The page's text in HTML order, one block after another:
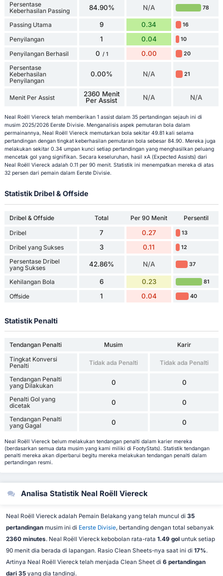
Persentase
Keberhasilan Passing
84.90% N/A 78
Passing Utama 9 0.34 16
Penyilangan 1 0.04 10
Penyilangan Berhasil 0 / 1 0.00 20
Persentase
Keberhasilan
Penyilangan
0.00% N/A 21
Menit Per Assist
2360 Menit
Per Assist
N/A N/A
Neal Roëll Viereck telah memberikan 1 assist dalam 35 pertandingan sejauh ini di
musim 2025/2026 Eerste Divisie. Menganalisis aspek pemutaran bola dalam
permainannya, Neal Roëll Viereck memutarkan bola sekitar 49.81 kali selama
pertandingan dengan tingkat keberhasilan pemutaran bola sebesar 84.90. Mereka juga
melakukan sekitar 0.34 umpan kunci setiap pertandingan yang menghasilkan peluang
mencetak gol yang signifikan. Secara keseluruhan, hasil xA (Expected Assists) dari
Neal Roëll Viereck adalah 0.11 per 90 menit. Statistik ini menempatkan mereka di atas
32 persen dari pemain dalam Eerste Divisie.
Statistik Dribel & Offside
Dribel & Offside Total Per 90 Menit
Persentil
Dribel
7 0.27 13
Dribel yang Sukses 3 0.11 12
Persentase Dribel
yang Sukses
42.86% N/A 37
Kehilangan Bola 6 0.23 81
Offside 1 0.04 40
Statistik Penalti
Tendangan Penalti Musim
Karir
Tingkat Konversi
Penalti
Tidak ada Penalti Tidak ada Penalti
Tendangan Penalti
yang Dilakukan
0 0
Penalti Gol yang
dicetak
0 0
Tendangan Penalti
yang Gagal
0 0
Neal Roëll Viereck belum melakukan tendangan penalti dalam karier mereka
(berdasarkan semua data musim yang kami miliki di FootyStats). Statistik tendangan
penalti mereka akan diperbarui begitu mereka melakukan tendangan penalti dalam
pertandingan resmi.
Analisa Statistik Neal Roëll Viereck
Neal Roëll Viereck adalah Pemain Belakang yang telah muncul di 35
pertandinganmusim ini di Eerste Divisie, bertanding dengan total sebanyak
2360 minutes. Neal Roëll Viereck kebobolan rata-rata 1.49 goluntuk setiap
90 menit dia berada di lapangan. Rasio Clean Sheets-nya saat ini di 17%.
Artinya Neal Roëll Viereck telah menjada Clean Sheet di 6 pertandingan
dari 35yang dia tandingi.